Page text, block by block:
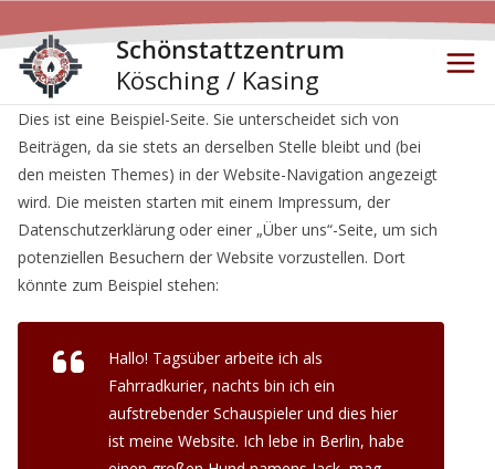
Schönstattzentrum
Kösching / Kasing
Dies ist eine Beispiel-Seite. Sie unterscheidet sich von
Beiträgen, da sie stets an derselben Stelle bleibt und (bei
den meisten Themes) in der Website-Navigation angezeigt
wird. Die meisten starten mit einem Impressum, der
Datenschutzerklärung oder einer „Über uns“-Seite, um sich
potenziellen Besuchern der Website vorzustellen. Dort
könnte zum Beispiel stehen:
Hallo! Tagsüber arbeite ich als
Fahrradkurier, nachts bin ich ein
aufstrebender Schauspieler und dies hier
ist meine Website. Ich lebe in Berlin, habe